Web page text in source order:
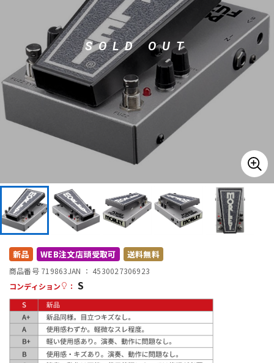
ドラム パーカッション
キーボード 電子ピアノ
管楽器 その他楽器
DJ機器 DTM
配信/ライブ機器
中古
SOLD OUT
新品 WEB注文店頭受取可 送料無料
商品番号 719863JAN ： 4530027306923
コンディション
： S